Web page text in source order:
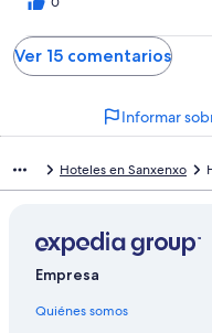
Ver 15 comentarios
Informar
Hoteles en Sanxenxo
Empresa
Quiénes somos